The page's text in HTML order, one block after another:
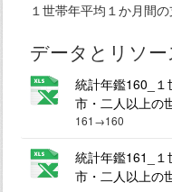
１世帯年平均１か月間
データとリソー
統計年鑑160_１
市・二人以上の
161→160
統計年鑑161_１
市・二人以上の